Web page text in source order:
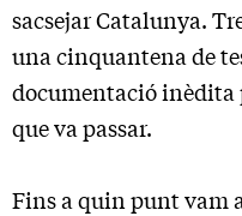
sacsejar Catalunya.
una cinquantena de
documentació inèdita
que va passar.
Fins a quin punt vam